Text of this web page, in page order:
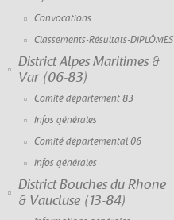
Convocations
Classements-Résultats-DIPLÔMES
District Alpes Maritimes &
Var (06-83)
Comité département 83
Infos générales
Comité départemental 06
Infos générales
District Bouches du Rhone
& Vaucluse (13-84)